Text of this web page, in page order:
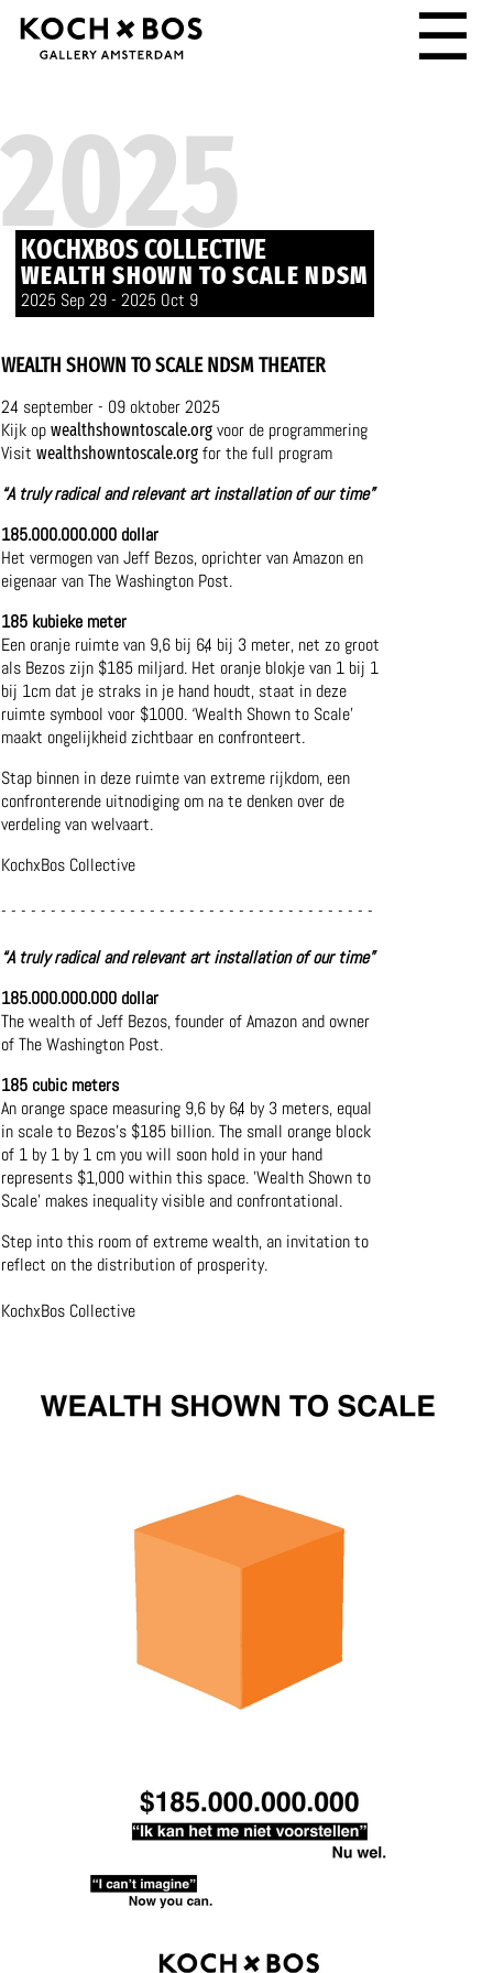
☰
2025
KOCHXBOS COLLECTIVE
WEALTH SHOWN TO SCALE NDSM
2025 Sep 29 - 2025 Oct 9
WEALTH SHOWN TO SCALE NDSM THEATER
24 september - 09 oktober 2025
Kijk op wealthshowntoscale.org voor de programmering
Visit wealthshowntoscale.org for the full program
“A truly radical and relevant art installation of our time”
185.000.000.000 dollar
Het vermogen van Jeff Bezos, oprichter van Amazon en
eigenaar van The Washington Post.
185 kubieke meter
Een oranje ruimte van 9,6 bij 6,4 bij 3 meter, net zo groot
als Bezos zijn $185 miljard. Het oranje blokje van 1 bij 1
bij 1cm dat je straks in je hand houdt, staat in deze
ruimte symbool voor $1000. ‘Wealth Shown to Scale’
maakt ongelijkheid zichtbaar en confronteert.
Stap binnen in deze ruimte van extreme rijkdom, een
confronterende uitnodiging om na te denken over de
verdeling van welvaart.
KochxBos Collective
- - - - - - - - - - - - - - - - - - - - - - - - - - - - - - - - - - - - - -
“A truly radical and relevant art installation of our time”
185.000.000.000 dollar
The wealth of Jeff Bezos, founder of Amazon and owner
of The Washington Post.
185 cubic meters
An orange space measuring 9,6 by 6,4 by 3 meters, equal
in scale to Bezos’s $185 billion. The small orange block
of 1 by 1 by 1 cm you will soon hold in your hand
represents $1,000 within this space. 'Wealth Shown to
Scale' makes inequality visible and confrontational.
Step into this room of extreme wealth, an invitation to
reflect on the distribution of prosperity.
KochxBos Collective